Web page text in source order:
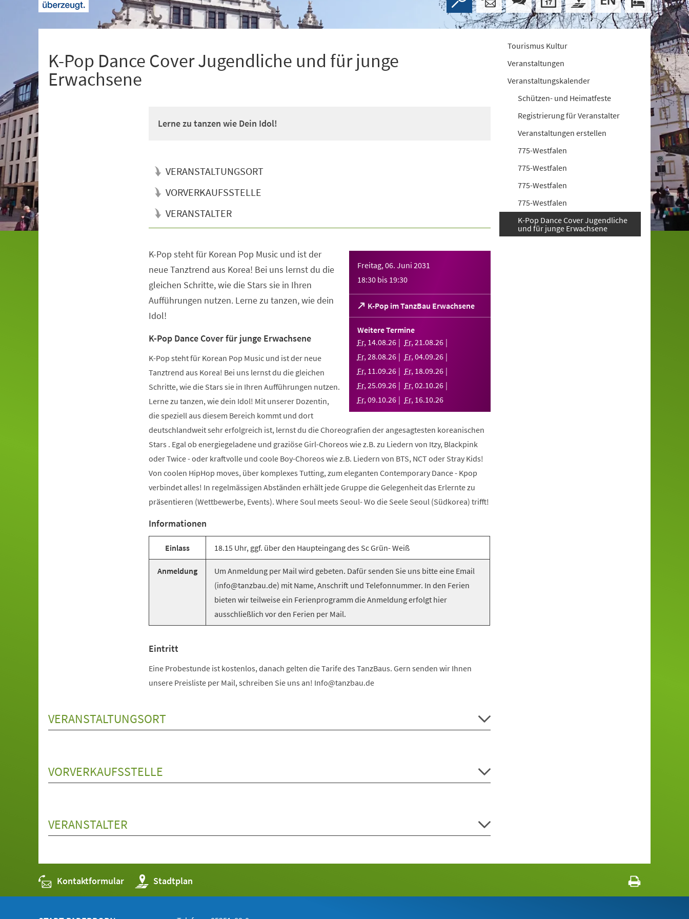
K-Pop Dance Cover Jugendliche und für junge
Erwachsene
Lerne zu tanzen wie Dein Idol!
VERANSTALTUNGSORT
VORVERKAUFSSTELLE
VERANSTALTER
Freitag, 06. Juni 2031
18:30 bis 19:30
K-Pop im TanzBau Erwachsene
(Öffnet
in
einem
Tab)
Weitere Termine
Fr, 14.08.26 Fr,21.08.26
Fr,28.08.26 Fr,04.09.26
Fr, 11.09.26 Fr, 18.09.26
Fr,25.09.26 Fr,02.10.26
Fr,09.10.26 Fr, 16.10.26
K-Pop steht für Korean Pop Music und ist der
neue Tanztrend aus Korea! Bei uns lernst du die
gleichen Schritte, wie die Stars sie in Ihren
Aufführungen nutzen. Lerne zu tanzen, wie dein
Idol!
K-Pop Dance Cover für junge Erwachsene
K-Pop steht für Korean Pop Music und ist der neue
Tanztrend aus Korea! Bei uns lernst du die gleichen
Schritte, wie die Stars sie in Ihren Aufführungen nutzen.
Lerne zu tanzen, wie dein Idol! Mit unserer Dozentin,
die speziell aus diesem Bereich kommt und dort
deutschlandweit sehr erfolgreich ist, lernst du die Choreografien der angesagtesten koreanischen
Stars . Egal ob energiegeladene und graziöse Girl-Choreos wie z.B. zu Liedern von Itzy, Blackpink
oder Twice - oder kraftvolle und coole Boy-Choreos wie z.B. Liedern von BTS, NCT oder Stray Kids!
Von coolen HipHop moves, über komplexes Tutting, zum eleganten Contemporary Dance - Kpop
verbindet alles! In regelmässigen Abständen erhält jede Gruppe die Gelegenheit das Erlernte zu
präsentieren (Wettbewerbe, Events). Where Soul meets Seoul- Wo die Seele Seoul (Südkorea) trifft!
Informationen
Einlass 18.15 Uhr, ggf. über den Haupteingang des Sc Grün- Weiß
Anmeldung
Um Anmeldung per Mail wird gebeten. Dafür senden Sie uns bitte eine Email
(info@tanzbau.de) mit Name, Anschrift und Telefonnummer. In den Ferien
bieten wir teilweise ein Ferienprogramm die Anmeldung erfolgt hier
ausschließlich vor den Ferien per Mail.
Eintritt
Eine Probestunde ist kostenlos, danach gelten die Tarife des TanzBaus. Gern senden wir Ihnen
unsere Preisliste per Mail, schreiben Sie uns an! Info@tanzbau.de
VERANSTALTUNGSORT
VORVERKAUFSSTELLE
VERANSTALTER
Tourismus Kultur
Veranstaltungen
Veranstaltungskalender
Schützen- und Heimatfeste
Registrierung für Veranstalter
Veranstaltungen erstellen
775-Westfalen
775-Westfalen
775-Westfalen
775-Westfalen
K-Pop Dance Cover Jugendliche
und für junge Erwachsene
Kontaktformular Stadtplan
(Öffnet
in
einem